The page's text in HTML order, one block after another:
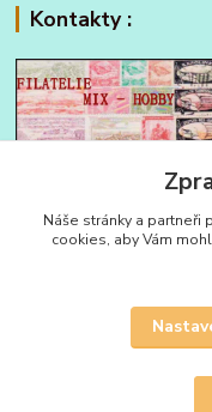
Kontakty :
FILATELIE MIX - HOBBY
Jan Strakoš
+420 604
Náše stránky a partneři
cookies, aby Vám